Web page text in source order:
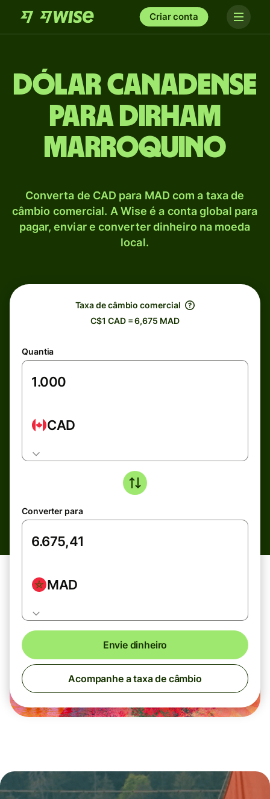
Criar conta
Dólar canadense
para Dirham
marroquino
Converta de CAD para MAD com a taxa de
câmbio comercial. A Wise é a conta global para
pagar, enviar e converter dinheiro na moeda
local.
Taxa de câmbio comercial
C$1 CAD = 6,675 MAD
Quantia
CAD
Converter para
MAD
Envie dinheiro
Acompanhe a taxa de câmbio